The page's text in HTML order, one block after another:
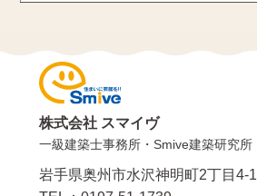
株式会社 スマイヴ
一級建築士事務所・Smive建築研究所
岩手県奥州市水沢神明町2丁目4-1